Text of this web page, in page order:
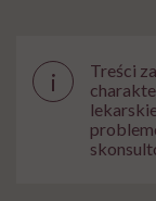
i
Treści